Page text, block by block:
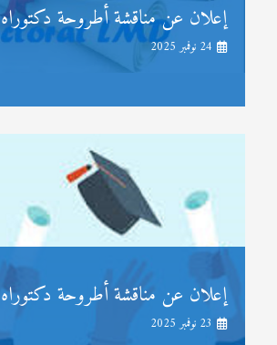
إعلان عن مناقشة أطروحة دكتوراه
24 نوفمبر 2025
إعلان عن مناقشة أطروحة دكتوراه
23 نوفمبر 2025